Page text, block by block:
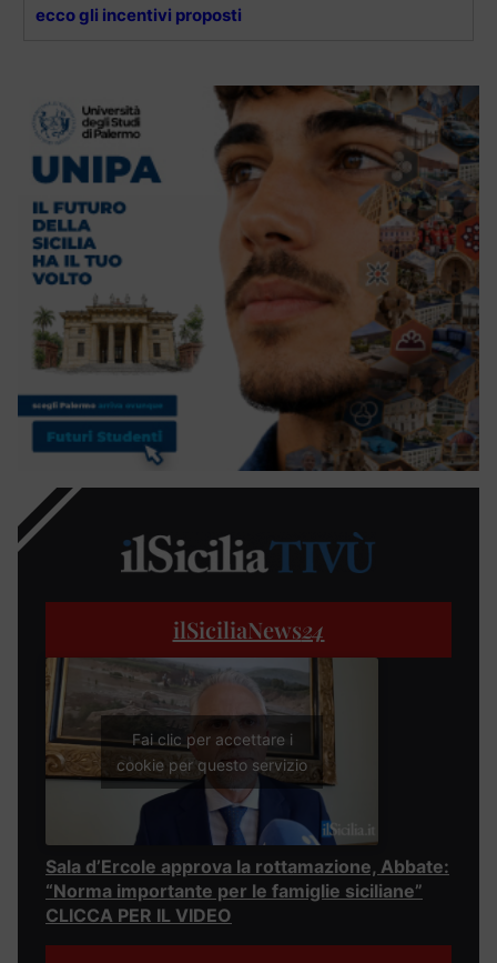
ecco gli incentivi proposti
ilSiciliaNews24
Fai clic per accettare i
cookie per questo servizio
Sala d’Ercole approva la rottamazione, Abbate:
“Norma importante per le famiglie siciliane”
CLICCA PER IL VIDEO